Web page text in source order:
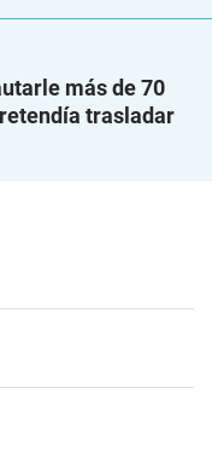
más de 70
trasladar